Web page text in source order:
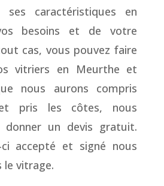
caractéristiques en
besoins et de votre
cas, vous pouvez faire
vitriers en Meurthe et
nous aurons compris
pris les côtes, nous
donner un devis gratuit.
accepté et signé nous
le vitrage.